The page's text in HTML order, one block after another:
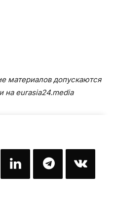
материалов допускаются
на eurasia24.media